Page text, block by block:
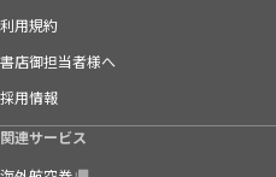
利用規約
書店御担当者様へ
採用情報
関連サービス